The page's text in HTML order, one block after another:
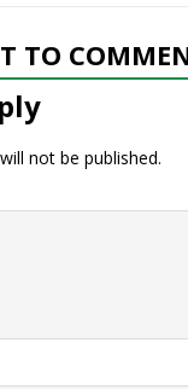
TO
not be published.